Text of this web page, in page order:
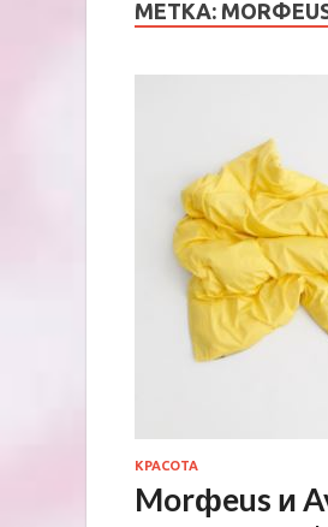
МЕТКА:
КРАСОТА
Morфeus и